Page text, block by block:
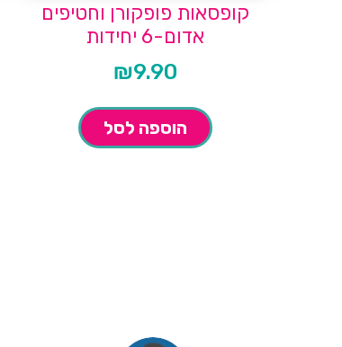
קופסאות פופקורן וחטיפים
אדום-6 יחידות
₪9.90
הוספה לסל